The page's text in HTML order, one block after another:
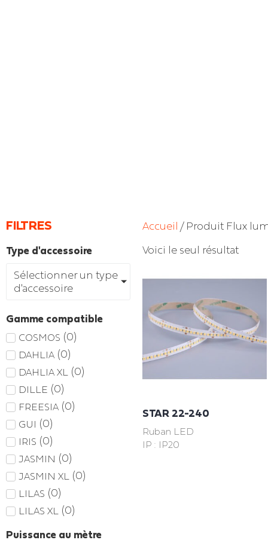
FILTRES
Type d'accessoire
Sélectionner un type
d'accessoire
Gamme compatible
COSMOS (0)
DAHLIA (0)
DAHLIA XL (0)
DILLE (0)
FREESIA (0)
GUI (0)
IRIS (0)
JASMIN (0)
JASMIN XL (0)
LILAS (0)
LILAS XL (0)
Puissance au mètre
Accueil / Produit Flux
Voici le seul résultat
STAR 22-240
Ruban LED
IP : IP20